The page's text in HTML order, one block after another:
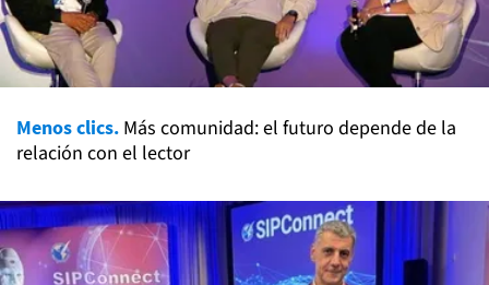
Menos clics. Más comunidad: el futuro depende de la
relación con el lector